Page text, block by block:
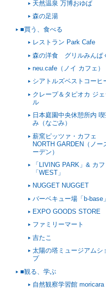
天然温泉 万博おゆば
森の足湯
■買う、食べる
レストラン Park Cafe
森の洋食 グリルみんぱ
neu.cafe（ノイ カフェ）
シアトルズベストコーヒ
クレープ＆タピオカ ジ
ル
日本庭園中央休憩所内
み（なごみ）
薪窯ピッツァ・カフェ
NORTH GARDEN（ノー
ーデン）
「LIVING PARK」& カ
「WEST」
NUGGET NUGGET
バーベキュー場「b-base
EXPO GOODS STORE
ファミリーマート
吉たこ
太陽の塔ミュージアムシ
プ
■観る、学ぶ
自然観察学習館 moricara